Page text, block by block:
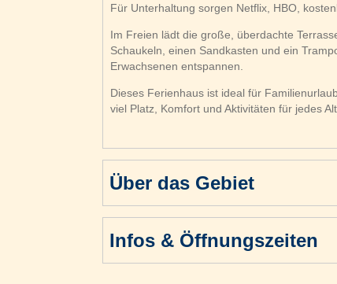
Für Unterhaltung sorgen Netflix, HBO,
Im Freien lädt die große, überdachte
Schaukeln, einen Sandkasten und ein
Erwachsenen entspannen.
Dieses Ferienhaus ist ideal für
viel Platz, Komfort und Aktivitäten für jedes
Über das Gebiet
Infos & Öffnungszeiten